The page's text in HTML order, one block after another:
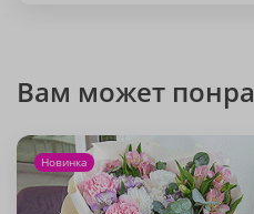
Вам может
Новинка